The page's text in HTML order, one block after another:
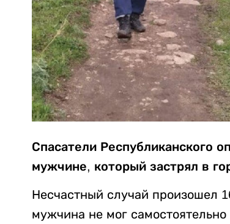
Спасатели Республиканского
мужчине, который застрял в
Несчастный случай произошел
мужчина не мог